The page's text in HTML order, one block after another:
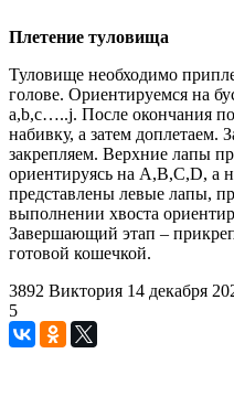
Плетение туловища
Туловище необходимо
голове. Ориентируемся на
a,b,c…..j. После окончания
набивку, а затем доплетаем.
закрепляем. Верхние лапы
ориентируясь на A,B,C,D, а
представлены левые лапы,
выполнении хвоста
Завершающий этап –
готовой кошечкой.
3892 Виктория 14 декабря
5